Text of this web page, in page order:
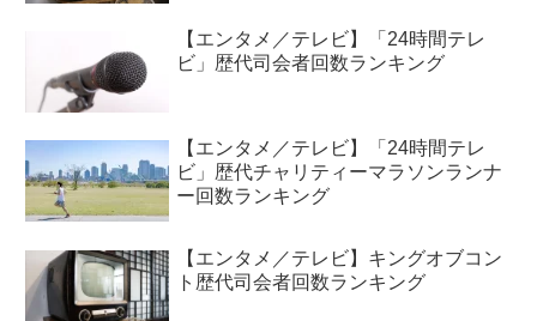
【エンタメ／テレビ】「24時間テレ
ビ」歴代司会者回数ランキング
【エンタメ／テレビ】「24時間テレ
ビ」歴代チャリティーマラソンランナ
ー回数ランキング
【エンタメ／テレビ】キングオブコン
ト歴代司会者回数ランキング